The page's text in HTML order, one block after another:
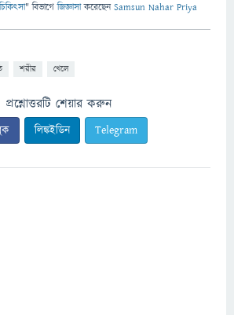
" বিভাগে জিজ্ঞাসাকরেছেনSamsun Nahar Priya
শরীর খেলে
প্রশ্নোত্তরটি শেয়ার করুন
লিঙ্কইডিন Telegram